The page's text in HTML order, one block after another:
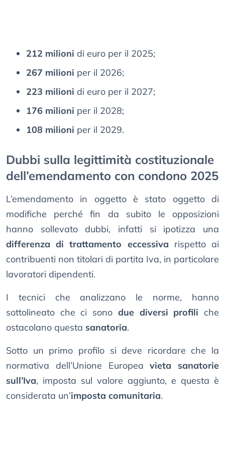
212 milioni di euro per il 2025;
267 milioni per il 2026;
223 milioni di euro per il 2027;
176 milioni per il 2028;
108 milioni per il 2029.
Dubbi sulla legittimità costituzionale
dell’emendamento con condono 2025
L’emendamento in oggetto è stato oggetto di
modifiche perché fin da subito le opposizioni
hanno sollevato dubbi, infatti si ipotizza una
differenza di trattamento eccessiva rispetto ai
contribuenti non titolari di partita Iva, in particolare
lavoratori dipendenti.
I tecnici che analizzano le norme, hanno
sottolineato che ci sono due diversi profili che
ostacolano questa sanatoria.
Sotto un primo profilo si deve ricordare che la
normativa dell’Unione Europeavieta sanatorie
sull’Iva, imposta sul valore aggiunto, e questa è
considerata un’imposta comunitaria.